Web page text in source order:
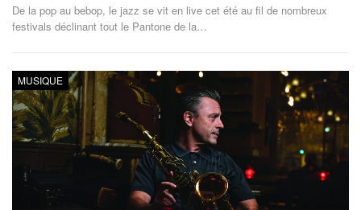
De la pop au bebop, le jazz se vit en live cet été au fil de nombreux
festivals déclinant tout le Pantone de la…
MUSIQUE